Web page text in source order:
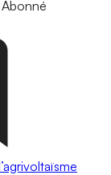
Abonné